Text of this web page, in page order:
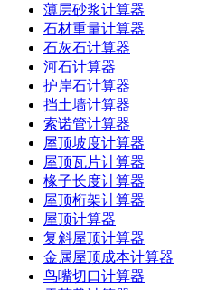
薄层砂浆计算器
石材重量计算器
石灰石计算器
河石计算器
护岸石计算器
挡土墙计算器
索诺管计算器
屋顶坡度计算器
屋顶瓦片计算器
椽子长度计算器
屋顶桁架计算器
屋顶计算器
复斜屋顶计算器
金属屋顶成本计算器
鸟嘴切口计算器